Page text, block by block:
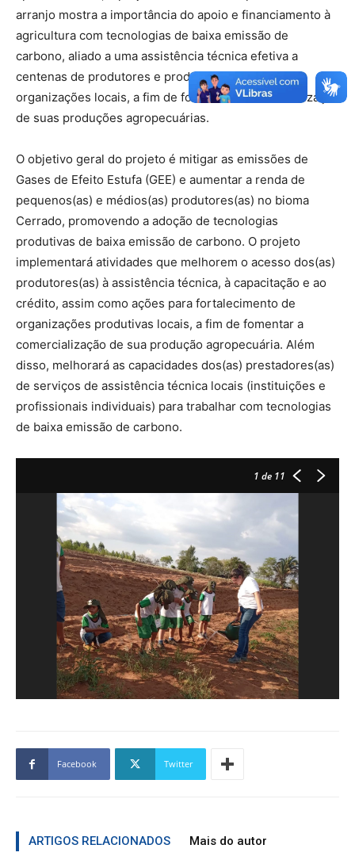
arranjo mostra a importância do apoio e financiamento à
agricultura com tecnologias de baixa emissão de
carbono, aliado a uma assistência técnica efetiva a
centenas de produtores e produtoras rurais e
organizações locais, a fim de fortalecer a comercialização
de suas produções agropecuárias.
O objetivo geral do projeto é mitigar as emissões de
Gases de Efeito Estufa (GEE) e aumentar a renda de
pequenos(as) e médios(as) produtores(as) no bioma
Cerrado, promovendo a adoção de tecnologias
produtivas de baixa emissão de carbono. O projeto
implementará atividades que melhorem o acesso dos(as)
produtores(as) à assistência técnica, à capacitação e ao
crédito, assim como ações para fortalecimento de
organizações produtivas locais, a fim de fomentar a
comercialização de sua produção agropecuária. Além
disso, melhorará as capacidades dos(as) prestadores(as)
de serviços de assistência técnica locais (instituições e
profissionais individuais) para trabalhar com tecnologias
de baixa emissão de carbono.
1 de 11
Facebook Twitter
ARTIGOS RELACIONADOS Mais do autor